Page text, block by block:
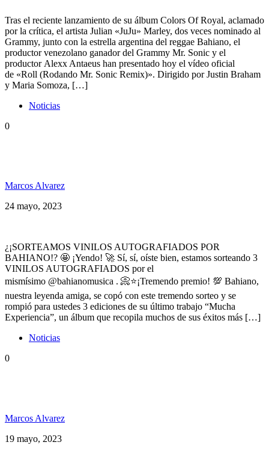
Tras el reciente lanzamiento de su álbum Colors Of Royal, aclamado
por la crítica, el artista Julian «JuJu» Marley, dos veces nominado al
Grammy, junto con la estrella argentina del reggae Bahiano, el
productor venezolano ganador del Grammy Mr. Sonic y el
productor Alexx Antaeus han presentado hoy el vídeo oficial
de «Roll (Rodando Mr. Sonic Remix)». Dirigido por Justin Braham
y Maria Somoza, […]
Noticias
0
Marcos Alvarez
24 mayo, 2023
¿¡SORTEAMOS VINILOS AUTOGRAFIADOS POR
BAHIANO!? 🤩 ¡Yendo! 🚀 Sí, sí, oíste bien, estamos sorteando 3
VINILOS AUTOGRAFIADOS por el
mismísimo @bahianomusica . 📀⭐¡Tremendo premio! 💯 Bahiano,
nuestra leyenda amiga, se copó con este tremendo sorteo y se
rompió para ustedes 3 ediciones de su último trabajo “Mucha
Experiencia”, un álbum que recopila muchos de sus éxitos más […]
Noticias
0
Marcos Alvarez
19 mayo, 2023